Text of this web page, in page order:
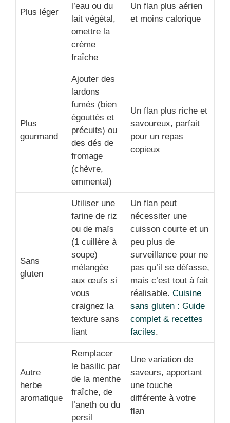
Plus léger
l’eau ou du
lait végétal,
omettre la
crème
fraîche
Un flan plus aérien
et moins calorique
Plus
gourmand
Ajouter des
lardons
fumés (bien
égouttés et
précuits) ou
des dés de
fromage
(chèvre,
emmental)
Un flan plus riche et
savoureux, parfait
pour un repas
copieux
Sans
gluten
Utiliser une
farine de riz
ou de maïs
(1 cuillère à
soupe)
mélangée
aux œufs si
vous
craignez la
texture sans
liant
Un flan peut
nécessiter une
cuisson courte et un
peu plus de
surveillance pour ne
pas qu’il se défasse,
mais c’est tout à fait
réalisable. Cuisine
sans gluten : Guide
complet & recettes
faciles.
Autre
herbe
aromatique
Remplacer
le basilic par
de la menthe
fraîche, de
l’aneth ou du
persil
Une variation de
saveurs, apportant
une touche
différente à votre
flan